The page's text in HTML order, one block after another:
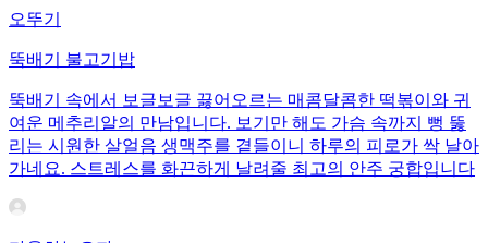
오뚜기
뚝배기 불고기밥
뚝배기 속에서 보글보글 끓어오르는 매콤달콤한 떡볶이와 귀
여운 메추리알의 만남입니다. 보기만 해도 가슴 속까지 뻥 뚫
리는 시원한 살얼음 생맥주를 곁들이니 하루의 피로가 싹 날아
가네요. 스트레스를 화끈하게 날려줄 최고의 안주 궁합입니다